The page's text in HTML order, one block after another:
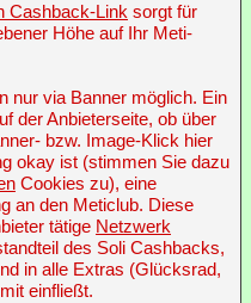
Cashback-Link sorgt für
Höhe auf Ihr Meti-
nur via Banner möglich. Ein
der Anbieterseite, ob über
bzw. Image-Klick hier
okay ist (stimmen Sie dazu
Cookies zu), eine
an den Meticlub. Diese
tätige Netzwerk
des Soli Cashbacks,
in alle Extras (Glücksrad,
einfließt.